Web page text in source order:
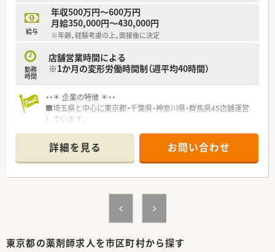
給与
年収500万円～600万円
月給350,000円～430,000円
※年齢、経験考慮の上、面接後に決定
勤務
時間
店舗営業時間による
※1か月の変形労働時間制（週平均40時間）
・・＊ 企業の特徴 ＊・・
■埼玉県と中心に東京都・千葉県・神奈川県・群馬県45店舗運営
しています。
介護ショップ併設の店舗など様々な形態店舗を展開していま
す。
■中規模薬局でありながら「大学病院の門前」「中小病院の門前」
「医療モール」など店舗展開が優良です。
今回の調剤報酬改訂で新設された「かかりつけ薬剤師」となる
ためにも必要な「認定薬剤師」の資格だけではなく
■調剤過誤防止ピッキングシステム、散剤監査システム、全自動
詳細を見る お問い合わせ
東京都の薬剤師求人を市区町村から探す